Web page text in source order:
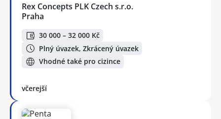
Rex Concepts PLK Czech s.r.o.
Praha
30 000 – 32 000 Kč
Plný úvazek, Zkrácený úvazek
Vhodné také pro cizince
včerejší